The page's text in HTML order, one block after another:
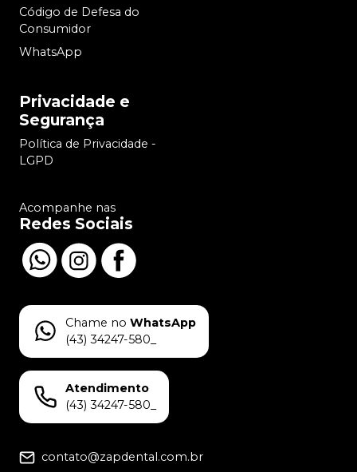
Código de Defesa do
Consumidor
WhatsApp
Privacidade e
Segurança
Política de Privacidade -
LGPD
Acompanhe nas
Redes Sociais
Chame no WhatsApp
(43) 34247-580_
Atendimento
(43) 34247-580_
contato@zapdental.com.br